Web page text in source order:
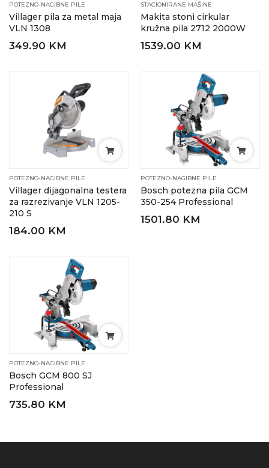
POTEZNO-NAGIBNE PILE
Villager pila za metal maja
VLN 1308
349.90 KM
STACIONIRANE MAŠINE
Makita stoni cirkular
kružna pila 2712 2000W
1539.00 KM
POTEZNO-NAGIBNE PILE
Villager dijagonalna testera
za razrezivanje VLN 1205-
210 S
184.00 KM
POTEZNO-NAGIBNE PILE
Bosch potezna pila GCM
350-254 Professional
1501.80 KM
POTEZNO-NAGIBNE PILE
Bosch GCM 800 SJ
Professional
735.80 KM